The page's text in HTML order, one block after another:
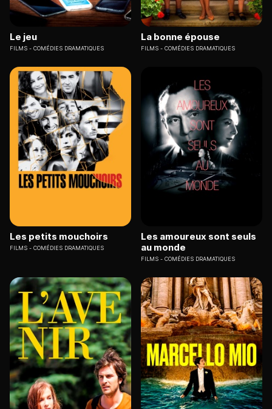
Le jeu
FILMS COMÉDIES DRAMATIQUES
La bonne épouse
FILMS COMÉDIES DRAMATIQUES
Les petits mouchoirs
FILMS COMÉDIES DRAMATIQUES
Les amoureux sont seuls
au monde
FILMS COMÉDIES DRAMATIQUES